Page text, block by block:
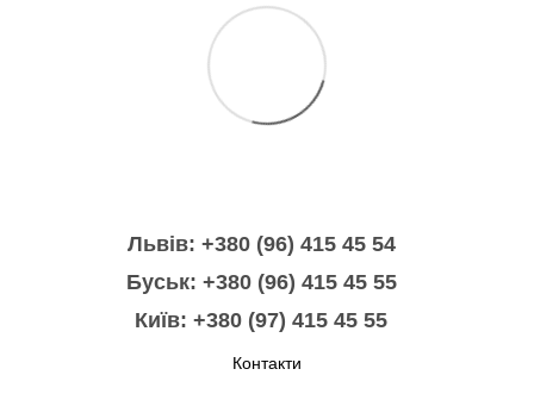
Львів: +380 (96) 415 45 54
Буськ: +380 (96) 415 45 55
Київ: +380 (97) 415 45 55
Контакти